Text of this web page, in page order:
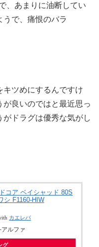
、あまりに油断してい
うで、痛恨のバラ
キツめにするんですけ
良いのではと最近思っ
ドラグは優秀な気がし
コア ベイシャッド 80S
シ F1160-HIW
カエレバ
アルファ
グ